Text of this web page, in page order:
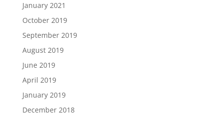
January 2021
October 2019
September 2019
August 2019
June 2019
April 2019
January 2019
December 2018